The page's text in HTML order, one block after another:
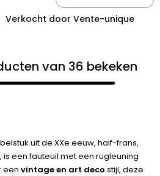
Verkocht door Vente-unique
van 36 bekeken
uit de XXe eeuw, half-frans,
een fauteuil met een rugleuning
een vintage en art deco stijl, deze